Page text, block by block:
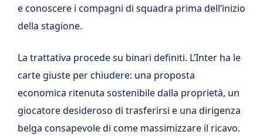
e conoscere i compagni di squadra prima dell’inizio
della stagione.
La trattativa procede su binari definiti. L’Inter ha le
carte giuste per chiudere: una proposta
economica ritenuta sostenibile dalla proprietà, un
giocatore desideroso di trasferirsi e una dirigenza
belga consapevole di come massimizzare il ricavo.